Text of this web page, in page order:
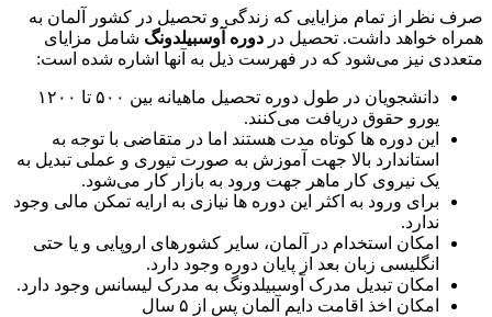
صرف نظر از تمام مزایایی که زندگی و تحصیل در کشور آلمان به
همراه خواهد داشت. تحصیل در دوره آوسبیلدونگ شامل مزایای
متعددی نیز می‌شود که در فهرست ذیل به آنها اشاره شده است:
دانشجویان در طول دوره تحصیل ماهیانه بین ۵۰۰ تا ۱۲۰۰
یورو حقوق دریافت می‌کنند.
این دوره ها کوتاه مدت هستند اما در متقاضی با توجه به
استاندارد بالا جهت آموزش به صورت تیوری و عملی تبدیل به
یک نیروی کار ماهر جهت ورود به بازار کار می‌شود.
برای ورود به اکثر این دوره ها نیازی به ارایه تمکن مالی وجود
ندارد.
امکان استخدام در آلمان، سایر کشورهای اروپایی و یا حتی
انگلیسی زبان بعد از پایان دوره وجود دارد.
امکان تبدیل مدرک آوسبیلدونگ به مدرک لیسانس وجود دارد.
امکان اخذ اقامت دایم آلمان پس از ۵ سال